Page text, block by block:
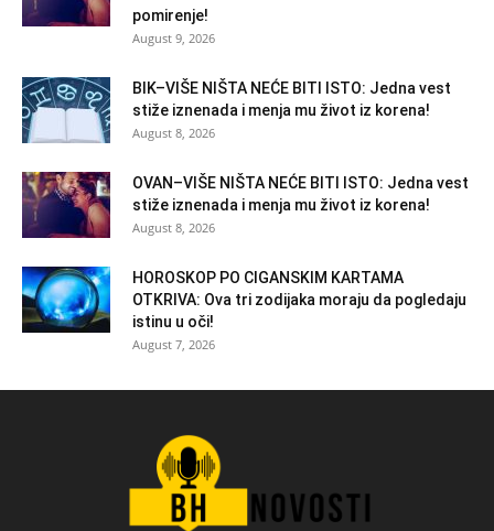
pomirenje!
August 9, 2026
BIK–VIŠE NIŠTA NEĆE BITI ISTO: Jedna vest
stiže iznenada i menja mu život iz korena!
August 8, 2026
OVAN–VIŠE NIŠTA NEĆE BITI ISTO: Jedna vest
stiže iznenada i menja mu život iz korena!
August 8, 2026
HOROSKOP PO CIGANSKIM KARTAMA
OTKRIVA: Ova tri zodijaka moraju da pogledaju
istinu u oči!
August 7, 2026